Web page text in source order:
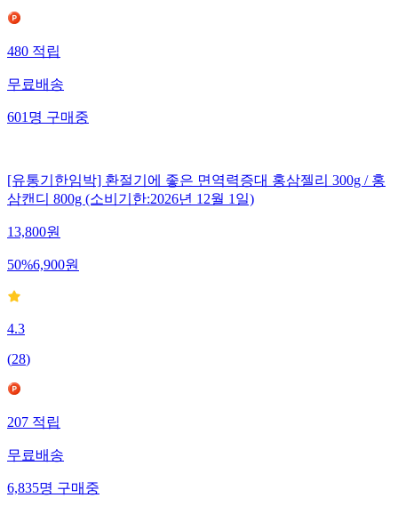
480적립
무료배송
601명구매중
[유통기한임박] 환절기에 좋은 면역력증대 홍삼젤리 300g / 홍
삼캔디 800g (소비기한:2026년 12월 1일)
13,800원
50%6,900원
4.3
(28)
207적립
무료배송
6,835명구매중